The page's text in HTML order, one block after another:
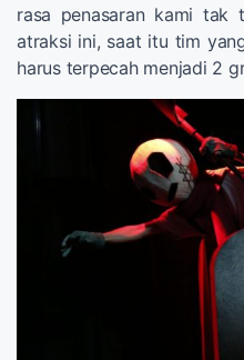
rasa penasaran kami tak
atraksi ini, saat itu tim
harus terpecah menjadi 2